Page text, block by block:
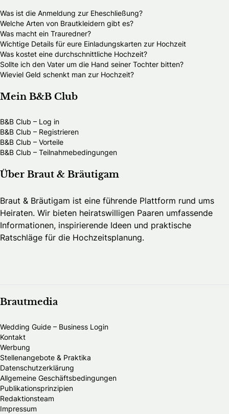
Was ist die Anmeldung zur Eheschließung?
Welche Arten von Brautkleidern gibt es?
Was macht ein Trauredner?
Wichtige Details für eure Einladungskarten zur Hochzeit
Was kostet eine durchschnittliche Hochzeit?
Sollte ich den Vater um die Hand seiner Tochter bitten?
Wieviel Geld schenkt man zur Hochzeit?
Mein B&B Club
B&B Club – Log in
B&B Club – Registrieren
B&B Club – Vorteile
B&B Club – Teilnahmebedingungen
Über Braut & Bräutigam
Braut & Bräutigam ist eine führende Plattform rund ums
Heiraten. Wir bieten heiratswilligen Paaren umfassende
Informationen, inspirierende Ideen und praktische
Ratschläge für die Hochzeitsplanung.
Brautmedia
Wedding Guide – Business Login
Kontakt
Werbung
Stellenangebote & Praktika
Datenschutzerklärung
Allgemeine Geschäftsbedingungen
Publikationsprinzipien
Redaktionsteam
Impressum